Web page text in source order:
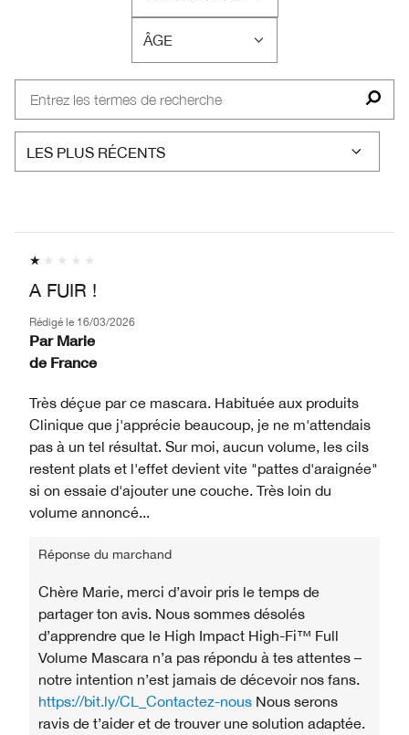
FRANÇAIS
ÂGE
FRANÇAIS
A FUIR !
Rédigé le 16/03/2026
Par Marie
de France
Très déçue par ce mascara. Habituée aux produits
Clinique que j'apprécie beaucoup, je ne m'attendais
pas à un tel résultat. Sur moi, aucun volume, les cils
restent plats et l'effet devient vite "pattes d'araignée"
si on essaie d'ajouter une couche. Très loin du
volume annoncé...
Réponse du marchand
Chère Marie, merci d’avoir pris le temps de
partager ton avis. Nous sommes désolés
d’apprendre que le High Impact High-Fi™ Full
Volume Mascara n’a pas répondu à tes attentes –
notre intention n’est jamais de décevoir nos fans.
https://bit.ly/CL_Contactez-nous Nous serons
ravis de t’aider et de trouver une solution adaptée.